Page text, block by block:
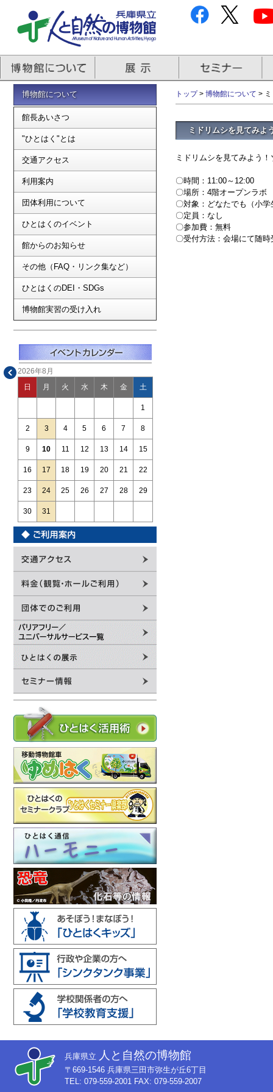
博物館について
館長あいさつ
"ひとはく"とは
交通アクセス
利用案内
団体利用について
ひとはくのイベント
館からのお知らせ
その他（FAQ・リンク集など）
ひとはくのDEI・SDGs
博物館実習の受け入れ
2026年8月
日 月 火 水 木 金 土
1
2 3 4 5 6 7 8
9 10 11 12 13 14 15
16 17 18 19 20 21 22
23 24 25 26 27 28 29
30 31
トップ> 博物館について >
ミドリムシを見てみよ
ミドリムシを見てみよう
〇時間：11:00～12:00
〇場所：4階オープンラボ
〇対象：どなたでも（小
〇定員：なし
〇参加費：無料
〇受付方法：会場にて随時
兵庫県立 人と自然の博物館
〒669-1546 兵庫県三田市弥生が丘6丁目
TEL: 079-559-2001 FAX: 079-559-2007